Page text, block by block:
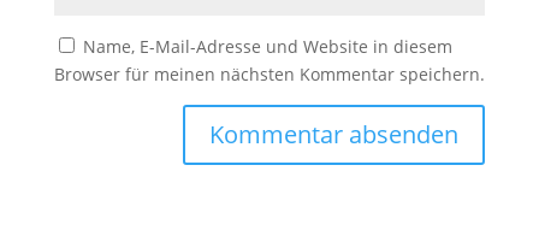
Name, E-Mail-Adresse und Website in diesem
Browser für meinen nächsten Kommentar speichern.